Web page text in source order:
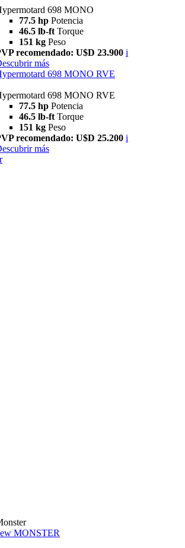
698 MONO
77.5 hp Potencia
46.5 lb-ft Torque
151 kg Peso
recomendado: U$D 23.900 i
más
698 MONO RVE
698 MONO RVE
77.5 hp Potencia
46.5 lb-ft Torque
151 kg Peso
recomendado: U$D 25.200 i
más
MONSTER